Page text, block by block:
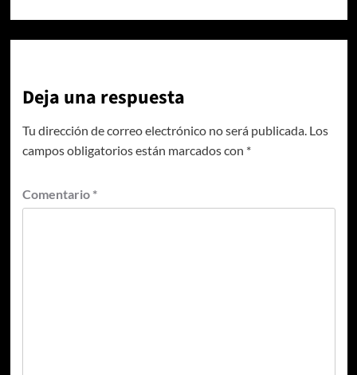
Deja una respuesta
Tu dirección de correo electrónico no será publicada. Los
campos obligatorios están marcados con *
Comentario *